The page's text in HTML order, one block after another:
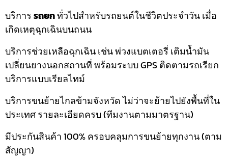
บริการรถยกทั่วไปสำหรับรถยนต์ในชีวิตประจำวัน เมื่อ
เกิดเหตุฉุกเฉินบนถนน
บริการช่วยเหลือฉุกเฉิน เช่น พ่วงแบตเตอรี่ เติมน้ำมัน
เปลี่ยนยางนอกสถานที่ พร้อมระบบ GPS ติดตามรถเรียก
บริการแบบเรียลไทม์
บริการขนย้ายไกลข้ามจังหวัด ไม่ว่าจะย้ายไปยังพื้นที่ใน
ประเทศ รายละเอียดครบ (ทีมงานตามมาตรฐาน)
มีประกันสินค้า 100% ครอบคลุมการขนย้ายทุกงาน (ตาม
สัญญา)